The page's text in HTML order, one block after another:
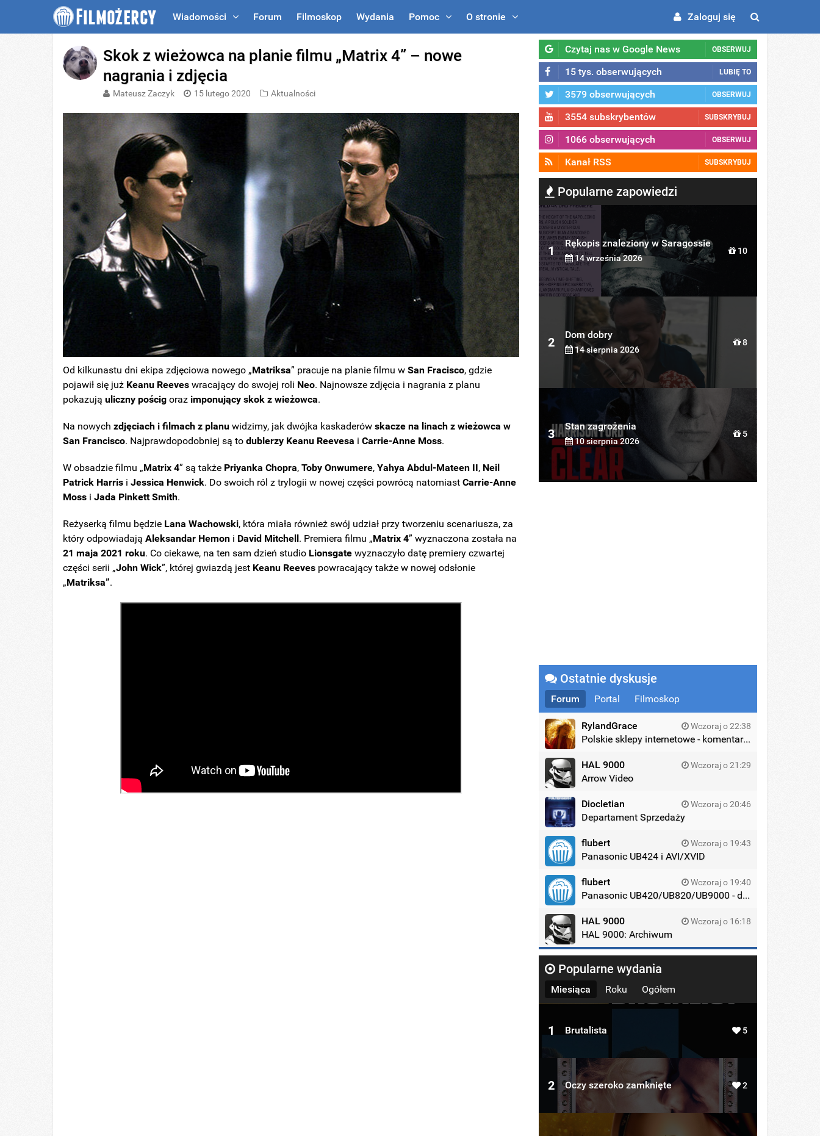
Wiadomości Forum Filmoskop Wydania Pomoc O stronie Zaloguj się
Skok z wieżowca na planie filmu „Matrix 4” – nowe
nagrania i zdjęcia
Mateusz Zaczyk 15 lutego 2020 Aktualności
Od kilkunastu dni ekipa zdjęciowa nowego „Matriksa” pracuje na planie filmu wSan Fracisco, gdzie
pojawił się już Keanu Reeves wracający do swojej roli Neo. Najnowsze zdjęcia i nagrania z planu
pokazująuliczny pościg oraz imponujący skok z wieżowca.
Na nowychzdjęciach i filmach z planu widzimy, jak dwójka kaskaderówskacze na linach z wieżowca w
San Francisco. Najprawdopodobniej są todublerzy Keanu Reevesa iCarrie-Anne Moss.
W obsadzie filmu „Matrix 4” są także Priyanka Chopra,Toby Onwumere,Yahya Abdul-Mateen II, Neil
Patrick Harris iJessica Henwick. Do swoich ról z trylogii w nowej części powrócą natomiastCarrie-Anne
Moss i Jada Pinkett Smith.
Reżyserką filmu będzie Lana Wachowski, która miała również swój udział przy tworzeniu scenariusza, za
który odpowiadająAleksandar Hemon i David Mitchell. Premiera filmu „Matrix 4” wyznaczona została na
21 maja 2021 roku. Co ciekawe, na ten sam dzień studio Lionsgate wyznaczyło datę premiery czwartej
części serii „John Wick”, której gwiazdą jest Keanu Reeves powracający także w nowej odsłonie
„Matriksa”.
Czytaj nas w Google News OBSERWUJ
15 tys. obserwujących LUBIĘ TO
3579 obserwujących OBSERWUJ
3554 subskrybentów SUBSKRYBUJ
1066 obserwujących OBSERWUJ
Kanał RSS SUBSKRYBUJ
Popularne zapowiedzi
1
Rękopis znaleziony w Saragossie
14 września 2026
10
2
Dom dobry
14 sierpnia 2026
8
3
Stan zagrożenia
10 sierpnia 2026
5
Ostatnie dyskusje
Forum Portal Filmoskop
RylandGrace Wczoraj o 22:38
Polskie sklepy internetowe - komentarze
HAL 9000 Wczoraj o 21:29
Arrow Video
Diocletian Wczoraj o 20:46
Departament Sprzedaży
flubert Wczoraj o 19:43
Panasonic UB424 i AVI/XVID
flubert Wczoraj o 19:40
Panasonic UB420/UB820/UB9000 - dyskusja
HAL 9000 Wczoraj o 16:18
HAL 9000: Archiwum
Popularne wydania
Miesiąca Roku Ogółem
1 Brutalista 5
2 Oczy szeroko zamknięte 2